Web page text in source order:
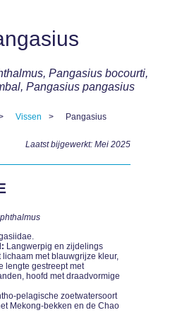
Pangasius bocourti,
Pangasius pangasius
Vissen Pangasius
Laatst bijgewerkt: Mei 2025
Langwerpig en zijdelings
met blauwgrijze kleur,
lengte gestreept met
hoofd met draadvormige
pelagische zoetwatersoort
Mekong-bekken en de Chao